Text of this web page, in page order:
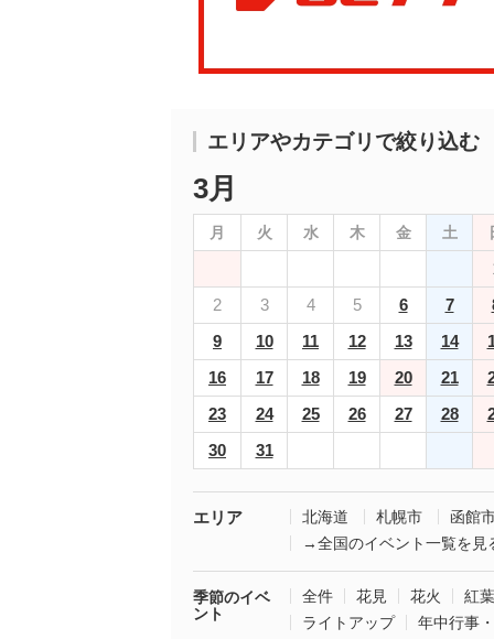
エリアやカテゴリで絞り込む
3月
月 火 水 木 金 土
2
3 4 5 6 7
9
10 11 12 13 14
16
17 18 19 20 21
23
24 25 26 27 28
30
31
エリア 北海道 札幌市
函館
→全国のイベント一覧を見
季節のイベ
ント
全件 花見 花火
紅葉
ライトアップ
年中行事